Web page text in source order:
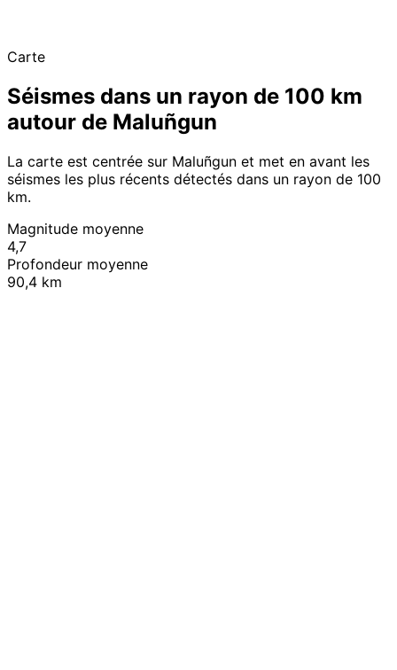
Carte
Séismes dans un rayon de 100 km
autour de Maluñgun
La carte est centrée sur Maluñgun et met en avant les
séismes les plus récents détectés dans un rayon de 100
km.
Magnitude moyenne
4,7
Profondeur moyenne
90,4 km